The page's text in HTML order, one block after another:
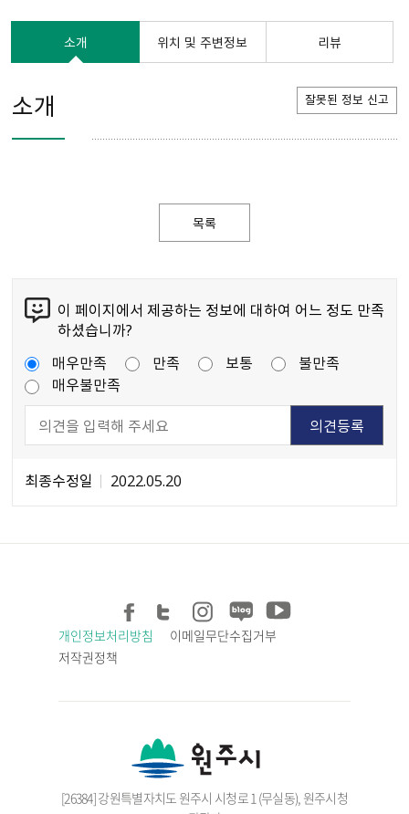
소개 위치 및 주변정보 리뷰
소개 잘못된 정보 신고
목록
이 페이지에서 제공하는 정보에 대하여 어느 정도 만족
하셨습니까?
매우만족
만족 보통
불만족
매우불만족
최종수정일 2022.05.20
개인정보처리방침
이메일무단수집거부
저작권정책
[26384] 강원특별자치도 원주시 시청로 1 (무실동), 원주시청